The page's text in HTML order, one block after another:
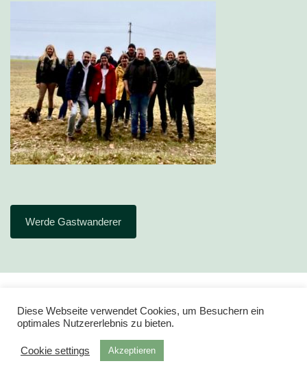
Werde Gastwanderer
Impressum
Diese Webseite verwendet Cookies, um Besuchern ein
optimales Nutzererlebnis zu bieten.
Cookie settings Akzeptieren